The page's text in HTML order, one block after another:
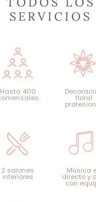
SERVICIOS
Hasta 400
floral
2 salones
interiores
Música
directo y
con